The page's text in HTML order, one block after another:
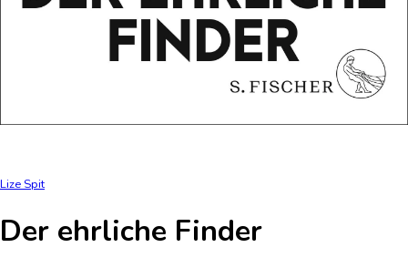
Lize Spit
Der ehrliche Finder